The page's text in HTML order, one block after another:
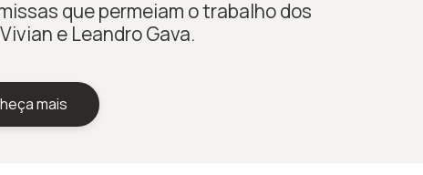
que permeiam o trabalho dos
e Leandro Gava.
mais